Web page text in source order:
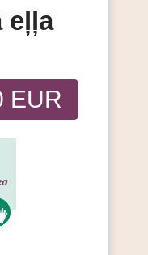
eļļa
EUR